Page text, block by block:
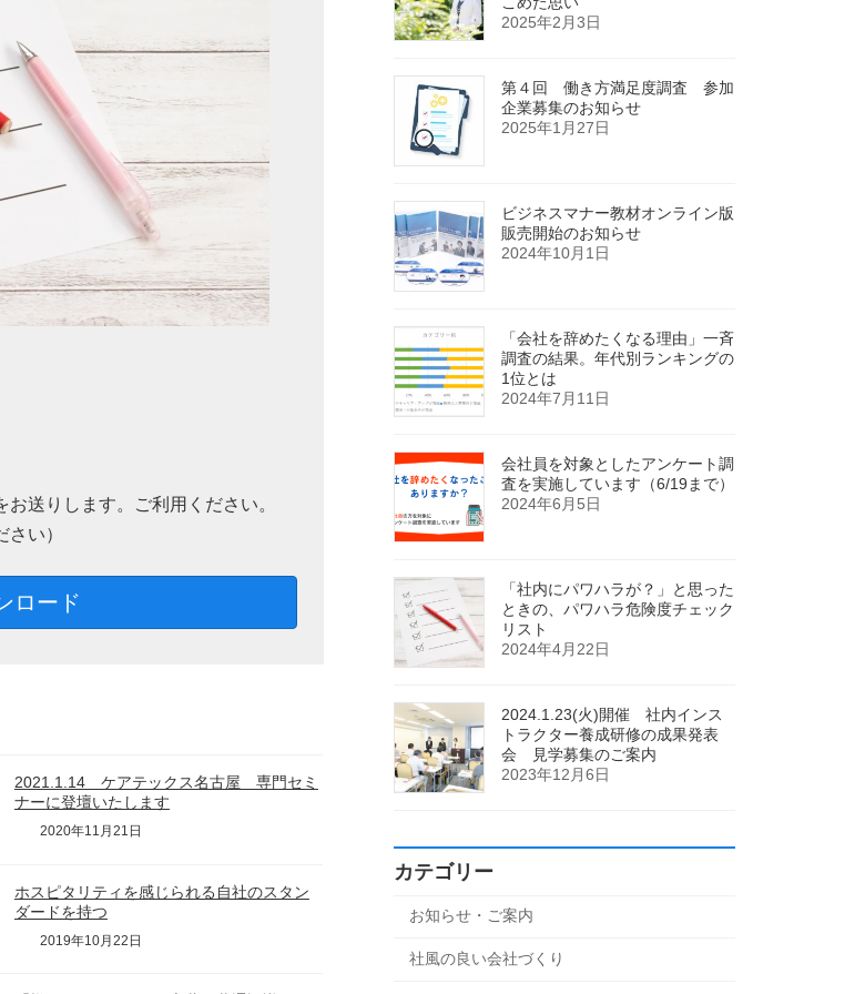
送りします。ご利用ください。
い）
ロード
2021.1.14 ケアテックス名古屋 専門セミ
ナーに登壇いたします
2020年11月21日
ホスピタリティを感じられる自社のスタン
ダードを持つ
2019年10月22日
2025年2月3日
第４回 働き方満足度調査 参加
企業募集のお知らせ
2025年1月27日
ビジネスマナー教材オンライン版
販売開始のお知らせ
2024年10月1日
「会社を辞めたくなる理由」一斉
調査の結果。年代別ランキングの
1位とは
2024年7月11日
会社員を対象としたアンケート調
査を実施しています（6/19まで）
2024年6月5日
「社内にパワハラが？」と思った
ときの、パワハラ危険度チェック
リスト
2024年4月22日
2024.1.23(火)開催 社内インス
トラクター養成研修の成果発表
会 見学募集のご案内
2023年12月6日
カテゴリー
お知らせ・ご案内
社風の良い会社づくり